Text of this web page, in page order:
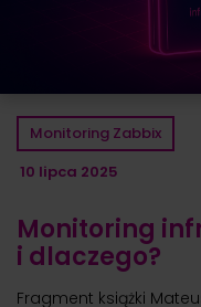
Monitoring Zabbix
10 lipca 2025
Monitoring
i dlaczego?
Fragment książki